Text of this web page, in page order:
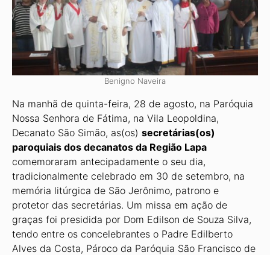
Benigno Naveira
Na manhã de quinta-feira, 28 de agosto, na Paróquia
Nossa Senhora de Fátima, na Vila Leopoldina,
Decanato São Simão, as(os) secretárias(os)
paroquiais dos decanatos da Região Lapa
comemoraram antecipadamente o seu dia,
tradicionalmente celebrado em 30 de setembro, na
memória litúrgica de São Jerônimo, patrono e
protetor das secretá­rias. Um missa em ação de
graças foi presidida por Dom Edilson de Souza Silva,
tendo entre os concelebrantes o Padre Edilberto
Alves da Costa, Pároco da Paróquia São Fran­cisco de